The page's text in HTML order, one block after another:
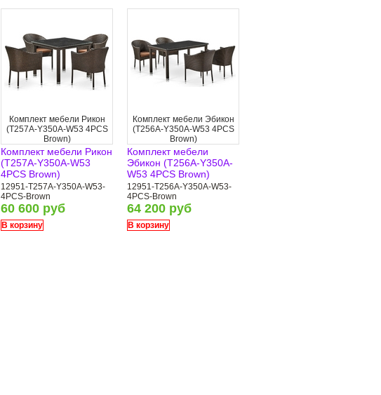
Комплект мебели Рикон
(T257A-Y350A-W53 4PCS
Brown)
Комплект мебели Рикон
(T257A-Y350A-W53
4PCS Brown)
12951-T257A-Y350A-W53-
4PCS-Brown
60 600 руб
В корзину
Комплект мебели Эбикон
(T256A-Y350A-W53 4PCS
Brown)
Комплект мебели
Эбикон (T256A-Y350A-
W53 4PCS Brown)
12951-T256A-Y350A-W53-
4PCS-Brown
64 200 руб
В корзину